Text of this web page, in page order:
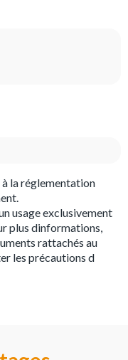
la réglementation
usage exclusivement
plus dinformations,
rattachés au
les précautions d